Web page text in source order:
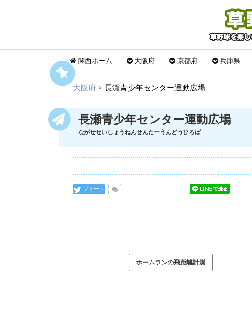
関西ホーム 大阪府 京都府 兵庫県
大阪府 > 長瀬青少年センター運動広場
長瀬青少年センター運動広場
ながせせいしょうねんせんたーうんどうひろば
ツイート